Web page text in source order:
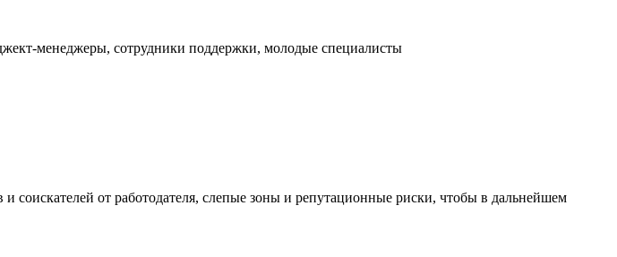
менеджеры, сотрудники поддержки, молодые специалисты
соискателей от работодателя, слепые зоны и репутационные риски, чтобы в дальнейшем